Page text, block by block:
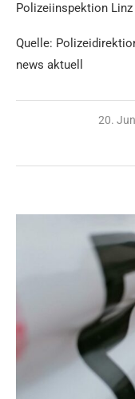
Polizeiinspektion
Quelle:
news aktuell
20.